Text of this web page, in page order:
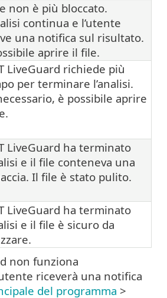
non è più bloccato.
continua e l’utente
una notifica sul risultato.
aprire il file.
LiveGuard richiede più
per terminare l’analisi.
è possibile aprire
LiveGuard ha terminato
e il file conteneva una
Il file è stato pulito.
LiveGuard ha terminato
e il file è sicuro da
non funziona
riceverà una notifica
del programma >